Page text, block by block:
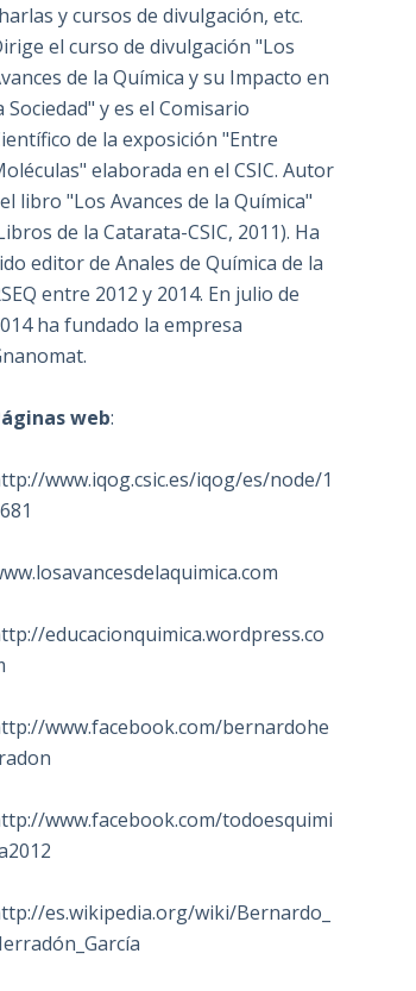
y cursos de divulgación, etc.
el curso de divulgación "Los
de la Química y su Impacto en
Sociedad" y es el Comisario
de la exposición "Entre
elaborada en el CSIC. Autor
libro "Los Avances de la Química"
de la Catarata-CSIC, 2011). Ha
editor de Anales de Química de la
entre 2012 y 2014. En julio de
ha fundado la empresa
web:
www.iqog.csic.es/iqog/es/node/1
educacionquimica.wordpress.co
www.facebook.com/bernardohe
www.facebook.com/todoesquimi
es.wikipedia.org/wiki/Bernardo_